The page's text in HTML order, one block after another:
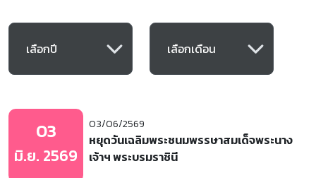
03
มิ.ย. 2569
03/06/2569
หยุดวันเฉลิมพระชนมพรรษาสมเด็จพระนาง
เจ้าฯ พระบรมราชินี